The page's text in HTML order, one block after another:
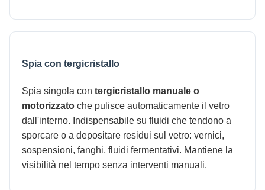
Spia con tergicristallo
Spia singola con tergicristallo manuale o
motorizzato che pulisce automaticamente il vetro
dall'interno. Indispensabile su fluidi che tendono a
sporcare o a depositare residui sul vetro: vernici,
sospensioni, fanghi, fluidi fermentativi. Mantiene la
visibilità nel tempo senza interventi manuali.